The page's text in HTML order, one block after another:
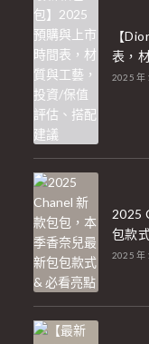
【
表，
2025 年
2025
包款
2025 年